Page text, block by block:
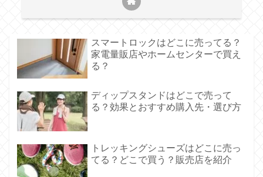
スマートロックはどこに売ってる？
家電量販店やホームセンターで買え
る？
ディップスタンドはどこで売って
る？効果とおすすめ購入先・選び方
トレッキングシューズはどこに売っ
てる？どこで買う？販売店を紹介